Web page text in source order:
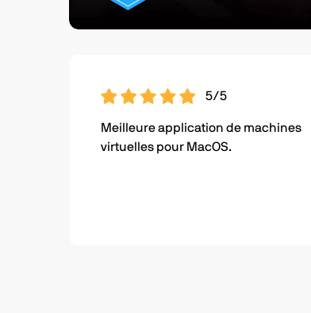
5/5
Meilleure application de machines
virtuelles pour MacOS.